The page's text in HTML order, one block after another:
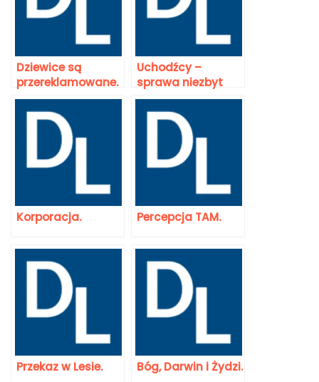
Dziewice są
przereklamowane.
Uchodźcy –
sprawa niezbyt
prosta.
Korporacja. Percepcja TAM.
Przekaz w Lesie. Bóg, Darwin i Żydzi.